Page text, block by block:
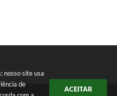
nosso site usa
de
ACEITAR